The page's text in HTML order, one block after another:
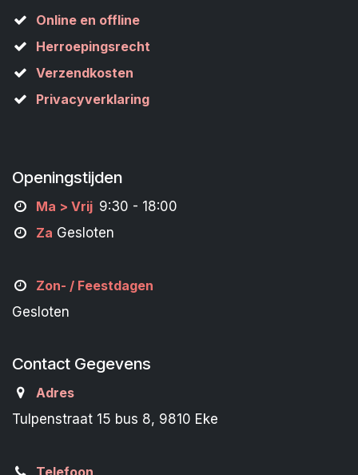
Online en offline
Herroepingsrecht
Verzendkosten
Privacyverklaring
Openingstijden
Ma > Vrij 9:30 - 18:00
Za Gesloten
Zon- / Feestdagen
Gesloten
Contact Gegevens
Adres
Tulpenstraat 15 bus 8, 9810 Eke
Telefoon